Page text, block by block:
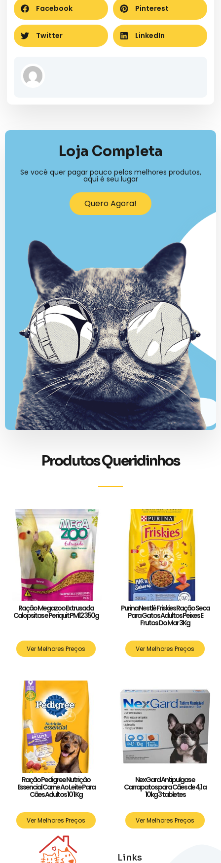
Facebook Pinterest
Twitter LinkedIn
Loja Completa
Se você quer pagar pouco pelos melhores produtos,
aqui é seu lugar
Quero Agora!
Produtos Queridinhos
Ração Megazoo Extrusada
Calopsitas e Periquit PM12 350g
Ver Melhores Preços
Purina Nestlé Friskies Ração Seca
Para Gatos Adultos Peixes E
Frutos Do Mar 3Kg
Ver Melhores Preços
Ração Pedigree Nutrição
Essencial Carne Ao Leite Para
Cães Adultos 10 1 Kg
Ver Melhores Preços
NexGard Antipulgas e
Carrapatos para Cães de 4,1 a
10kg 3 tabletes
Ver Melhores Preços
Links